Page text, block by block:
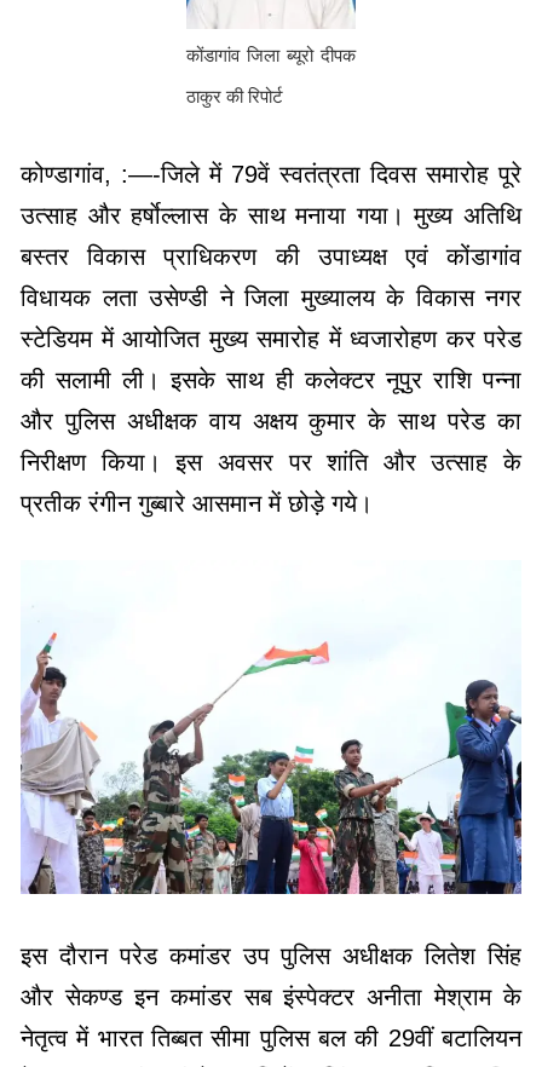
ठाकुर की रिपोर्ट
कोण्डागांव, :—-जिले में 79वें स्वतंत्रता दिवस समारोह पूरे
बस्तर विकास प्राधिकरण की उपाध्यक्ष एवं कोंडागांव
विधायक लता उसेण्डी ने जिला मुख्यालय के विकास नगर
स्टेडियम में आयोजित मुख्य समारोह में ध्वजारोहण कर परेड
की सलामी ली। इसके साथ ही कलेक्टर नूपुर राशि पन्ना
और पुलिस अधीक्षक वाय अक्षय कुमार के साथ परेड का
निरीक्षण किया। इस अवसर पर शांति और उत्साह के
प्रतीक रंगीन गुब्बारे आसमान में छोड़े गये।
इस दौरान परेड कमांडर उप पुलिस अधीक्षक लितेश सिंह
नेतृत्व में भारत तिब्बत सीमा पुलिस बल की 29वीं बटालियन
के प्लाटून कमांडर इंस्पेक्टर जितेंद्र सिंह, भारत तिब्बत सीमा
पुलिस बल की 41वीं बटालियन के प्लाटून कमांडर सब